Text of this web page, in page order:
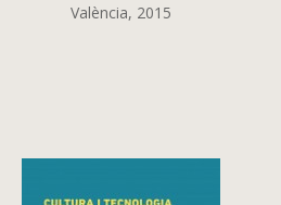
València, 2015